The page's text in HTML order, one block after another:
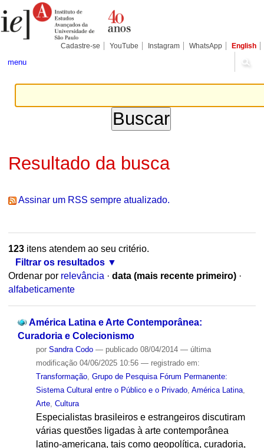
para
conteúdo.
Pessoais
Cadastre-se YouTube Instagram WhatsApp English
menu
Resultado da busca
Assinar um RSS sempre atualizado.
123itens atendem ao seu critério.
Filtrar os resultados
Ordenar por relevância · data (mais recente primeiro) ·
alfabeticamente
América Latina e Arte Contemporânea:
Curadoria e Colecionismo
por Sandra Codo — publicado08/04/2014 — última
modificação04/06/2025 10:56 — registrado em:
Transformação, Grupo de Pesquisa Fórum Permanente:
Sistema Cultural entre o Público e o Privado, América Latina,
Arte, Cultura
Especialistas brasileiros e estrangeiros discutiram
várias questões ligadas à arte contemporânea
latino-americana, tais como geopolítica, curadoria,